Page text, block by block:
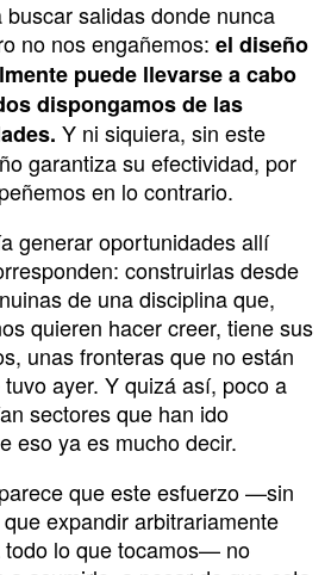
salidas donde nunca
no nos engañemos: el diseño
puede llevarse a cabo
dispongamos de las
Y ni siquiera, sin este
garantiza su efectividad, por
en lo contrario.
generar oportunidades allí
construirlas desde
de una disciplina que,
quieren hacer creer, tiene sus
unas fronteras que no están
ayer. Y quizá así, poco a
sectores que han ido
eso ya es mucho decir.
que este esfuerzo —sin
expandir arbitrariamente
todo lo que tocamos— no